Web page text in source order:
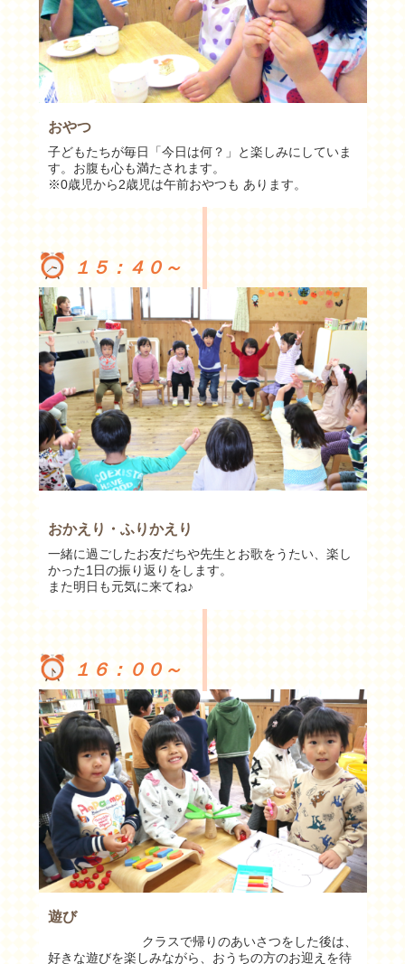
おやつ
子どもたちが毎日「今日は何？」と楽しみにしていま
す。お腹も心も満たされます。
※0歳児から2歳児は午前おやつも あります。
１５：４０～
おかえり・ふりかえり
一緒に過ごしたお友だちや先生とお歌をうたい、楽し
かった1日の振り返りをします。
また明日も元気に来てね♪
１６：００～
遊び
クラスで帰りのあいさつをした後は、
好きな遊びを楽しみながら、おうちの方のお迎えを待